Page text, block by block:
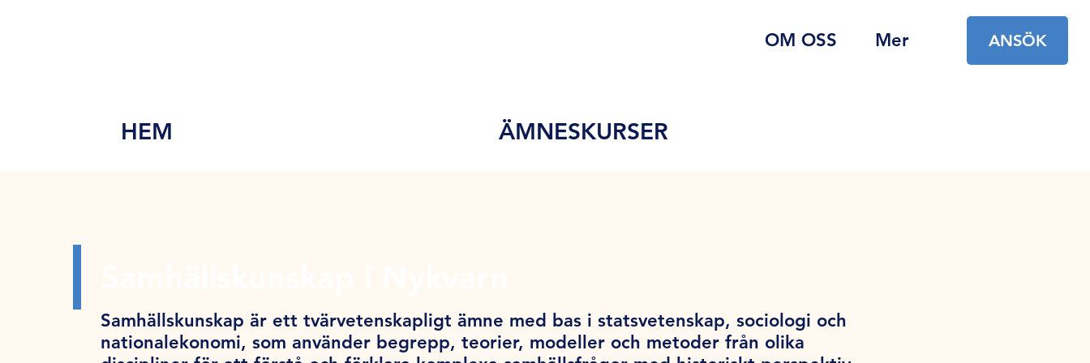
OM OSS Mer ANSÖK
HEM ÄMNESKURSER
Samhällskunskap är ett tvärvetenskapligt ämne med bas i statsvetenskap, sociologi och
nationalekonomi, som använder begrepp, teorier, modeller och metoder från olika